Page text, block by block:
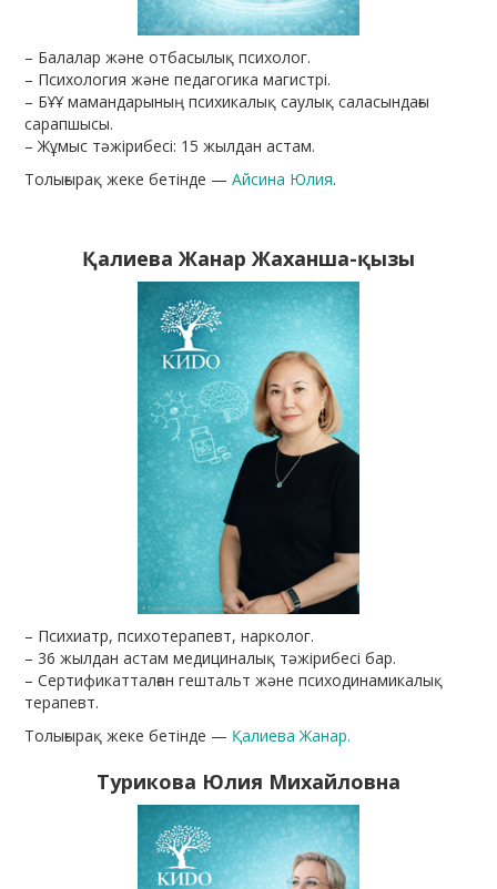
– Балалар және отбасылық психолог.
– Психология және педагогика магистрі.
– БҰҰ мамандарының психикалық саулық саласындағы
сарапшысы.
– Жұмыс тәжірибесі: 15 жылдан астам.
Толығырақ жеке бетінде —Айсина Юлия.
Қалиева Жанар Жаханша-қызы
– Психиатр, психотерапевт, нарколог.
– 36 жылдан астам медициналық тәжірибесі бар.
– Сертификатталған гештальт және психодинамикалық
терапевт.
Толығырақ жеке бетінде — Қалиева Жанар.
Турикова Юлия Михайловна